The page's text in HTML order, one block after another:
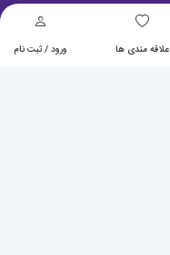
علاقه مندی ها ورود / ثبت نام